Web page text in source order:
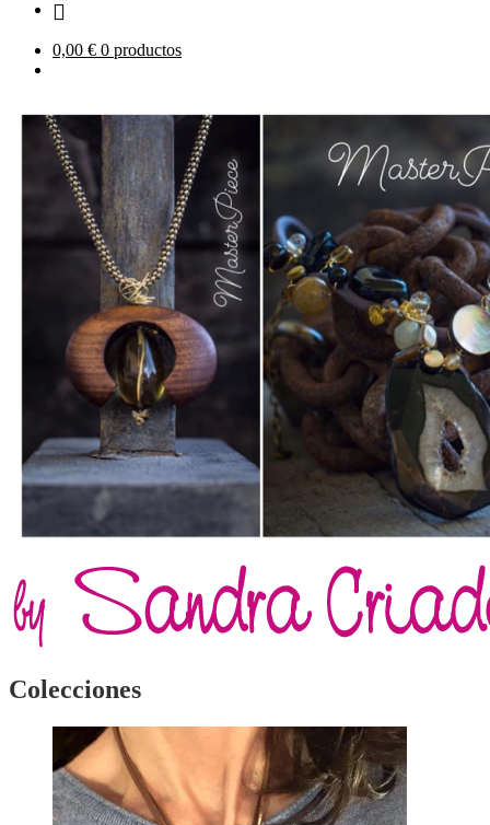
0,00 € 0 productos
Colecciones